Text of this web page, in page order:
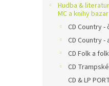
Hudba &
MC a knihy bazar
CD Country
CD Country
CD Folk a
CD
CD & LP